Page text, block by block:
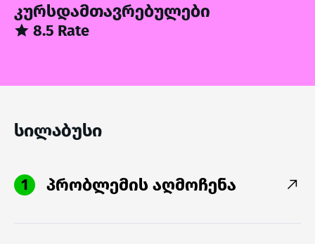
კურსდამთავრებულები
8.5 Rate
სილაბუსი
1 პრობლემის აღმოჩენა